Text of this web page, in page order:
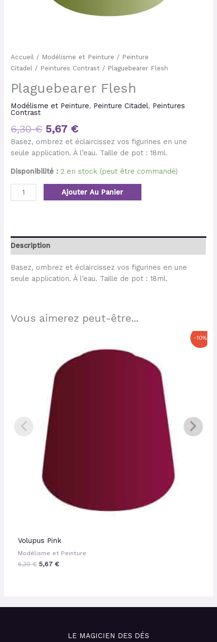
Accueil / Modélisme et Peinture / Peinture
Citadel / Peintures Contrast / Plaguebearer Flesh
Plaguebearer Flesh
Modélisme et Peinture, Peinture Citadel, Peintures
Contrast
6,30€ 5,67 €
Basez, ombrez et éclaircissez vos figurines en une
seule application. À l’eau. Taille de pot : 18ml.
Disponibilité : 2 en stock (peut être commandé)
Ajouter Au Panier
Description
Basez, ombrez et éclaircissez vos figurines en une
seule application. À l’eau. Taille de pot : 18ml.
Vous aimerez peut-être...
-10%
Volupus Pink
Modélisme et Peinture
6,30€
6,30 €.
5,67€
est :
5,67 €.
LE MAGICIEN DES DÉS